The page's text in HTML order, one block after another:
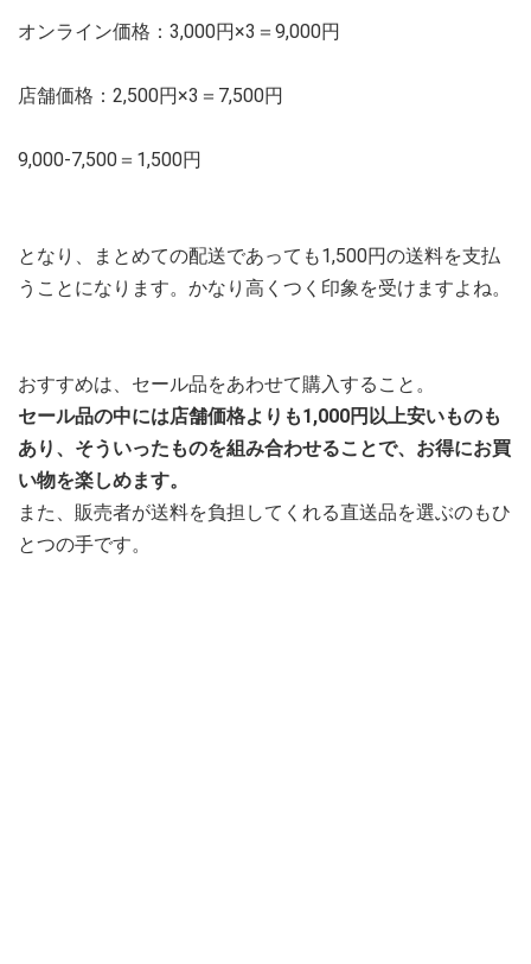
オンライン価格：3,000円×3＝9,000円
店舗価格：2,500円×3＝7,500円
9,000-7,500＝1,500円
となり、まとめての配送であっても1,500円の送料を支払
うことになります。かなり高くつく印象を受けますよね。
おすすめは、セール品をあわせて購入すること。
セール品の中には店舗価格よりも1,000円以上安いものも
あり、そういったものを組み合わせることで、お得にお買
い物を楽しめます。
また、販売者が送料を負担してくれる直送品を選ぶのもひ
とつの手です。